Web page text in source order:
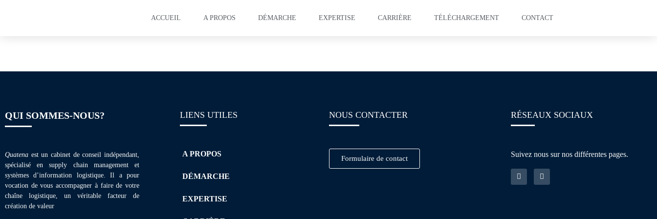
ACCUEIL A PROPOS DÉMARCHE EXPERTISE CARRIÈRE TÉLÉCHARGEMENT CONTACT
QUI SOMMES-NOUS?
Quatena est un cabinet de conseil indépendant,
spécialisé en supply chain management et
systèmes d’information logistique. Il a pour
vocation de vous accompagner à faire de votre
chaîne logistique, un véritable facteur de
création de valeur
LIENS UTILES
A PROPOS
DÉMARCHE
EXPERTISE
NOUS CONTACTER
Formulaire de contact
RÉSEAUX SOCIAUX
Suivez nous sur nos différentes pages.